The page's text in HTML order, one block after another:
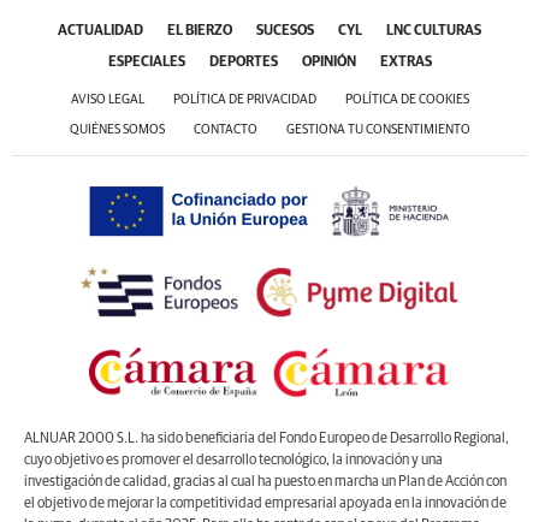
ACTUALIDAD EL BIERZO SUCESOS CYL LNC CULTURAS
ESPECIALES DEPORTES OPINIÓN EXTRAS
AVISO LEGAL POLÍTICA DE PRIVACIDAD POLÍTICA DE COOKIES
QUIÉNES SOMOS CONTACTO GESTIONA TU CONSENTIMIENTO
ALNUAR 2000 S.L. ha sido beneficiaria del Fondo Europeo de Desarrollo Regional,
cuyo objetivo es promover el desarrollo tecnológico, la innovación y una
investigación de calidad, gracias al cual ha puesto en marcha un Plan de Acción con
el objetivo de mejorar la competitividad empresarial apoyada en la innovación de